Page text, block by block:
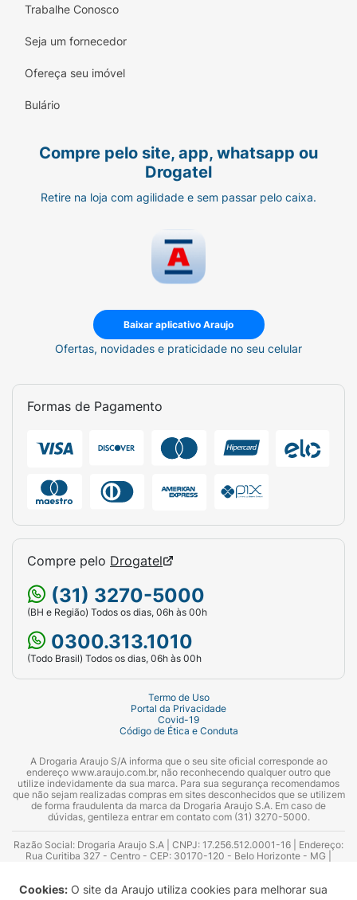
Cookies: O site da Araujo utiliza cookies para melhorar sua
Trabalhe Conosco
Seja um fornecedor
Ofereça seu imóvel
Bulário
Compre pelo site, app, whatsapp ou
Drogatel
Retire na loja com agilidade e sem passar pelo caixa.
Baixar aplicativo Araujo
Ofertas, novidades e praticidade no seu celular
Formas de Pagamento
Compre pelo Drogatel
(31) 3270-5000
(BH e Região) Todos os dias, 06h às 00h
0300.313.1010
(Todo Brasil) Todos os dias, 06h às 00h
Termo de Uso
Portal da Privacidade
Covid-19
Código de Ética e Conduta
A Drogaria Araujo S/A informa que o seu site oficial corresponde ao
endereço www.araujo.com.br, não reconhecendo qualquer outro que
utilize indevidamente da sua marca. Para sua segurança recomendamos
que não sejam realizadas compras em sites desconhecidos que se utilizem
de forma fraudulenta da marca da Drogaria Araujo S.A. Em caso de
dúvidas, gentileza entrar em contato com (31) 3270-5000.
Razão Social: Drogaria Araujo S.A | CNPJ: 17.256.512.0001-16 | Endereço:
Rua Curitiba 327 - Centro - CEP: 30170-120 - Belo Horizonte - MG |
Azevedo Guimarães – CRF 10.965 | Yasmin Silva Alvarenga – CRF 52.584 -